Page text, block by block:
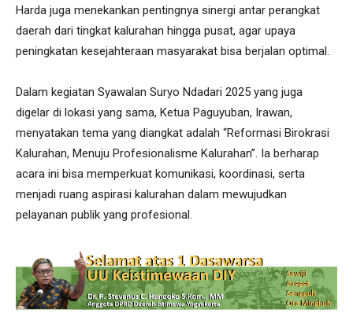
Harda juga menekankan pentingnya sinergi antar perangkat
daerah dari tingkat kalurahan hingga pusat, agar upaya
peningkatan kesejahteraan masyarakat bisa berjalan optimal.
Dalam kegiatan Syawalan Suryo Ndadari 2025 yang juga
digelar di lokasi yang sama, Ketua Paguyuban, Irawan,
menyatakan tema yang diangkat adalah “Reformasi Birokrasi
Kalurahan, Menuju Profesionalisme Kalurahan”. Ia berharap
acara ini bisa memperkuat komunikasi, koordinasi, serta
menjadi ruang aspirasi kalurahan dalam mewujudkan
pelayanan publik yang profesional.